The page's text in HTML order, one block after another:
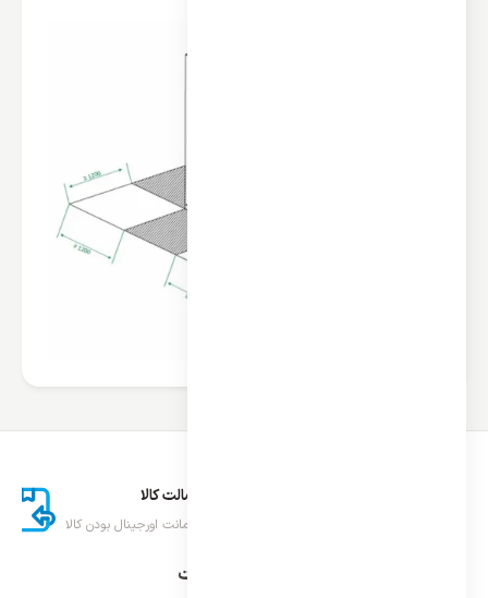
اصالت کالا
ضمانت اورجینال بودن کالا
درباره ایران اسپلیت